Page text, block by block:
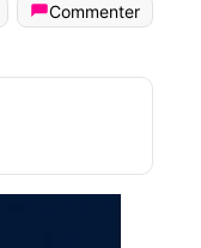
Commenter